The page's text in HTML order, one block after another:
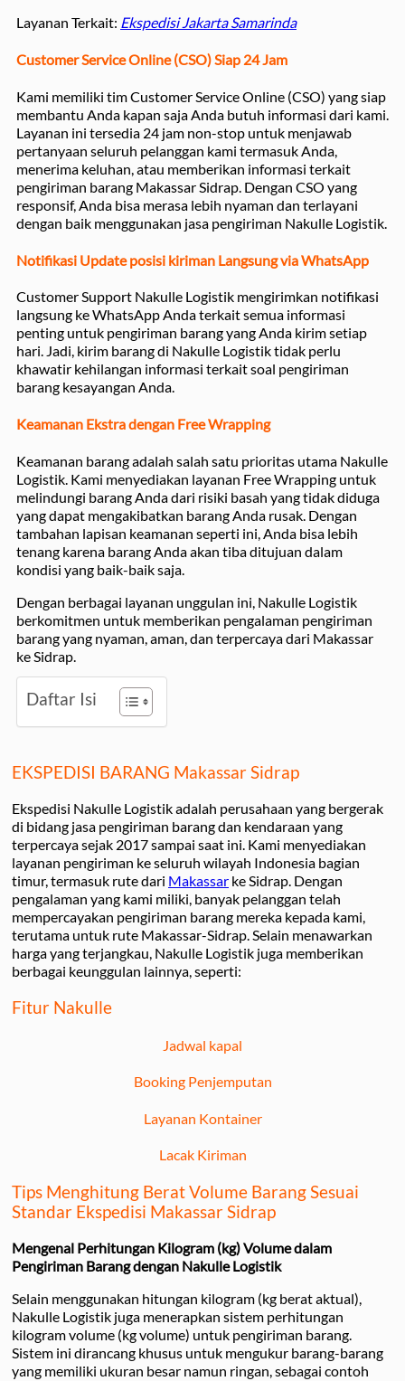
Layanan Terkait: Ekspedisi Jakarta Samarinda
Customer Service Online (CSO) Siap 24 Jam
Kami memiliki tim Customer Service Online (CSO) yang siap
membantu Anda kapan saja Anda butuh informasi dari kami.
Layanan ini tersedia 24 jam non-stop untuk menjawab
pertanyaan seluruh pelanggan kami termasuk Anda,
menerima keluhan, atau memberikan informasi terkait
pengiriman barang Makassar Sidrap. Dengan CSO yang
responsif, Anda bisa merasa lebih nyaman dan terlayani
dengan baik menggunakan jasa pengiriman Nakulle Logistik.
Notifikasi Update posisi kiriman Langsung via WhatsApp
Customer Support Nakulle Logistik mengirimkan notifikasi
langsung ke WhatsApp Anda terkait semua informasi
penting untuk pengiriman barang yang Anda kirim setiap
hari. Jadi, kirim barang di Nakulle Logistik tidak perlu
khawatir kehilangan informasi terkait soal pengiriman
barang kesayangan Anda.
Keamanan Ekstra dengan Free Wrapping
Keamanan barang adalah salah satu prioritas utama Nakulle
Logistik. Kami menyediakan layanan Free Wrapping untuk
melindungi barang Anda dari risiki basah yang tidak diduga
yang dapat mengakibatkan barang Anda rusak. Dengan
tambahan lapisan keamanan seperti ini, Anda bisa lebih
tenang karena barang Anda akan tiba ditujuan dalam
kondisi yang baik-baik saja.
Dengan berbagai layanan unggulan ini, Nakulle Logistik
berkomitmen untuk memberikan pengalaman pengiriman
barang yang nyaman, aman, dan terpercaya dari Makassar
ke Sidrap.
Daftar Isi
EKSPEDISI BARANG Makassar Sidrap
Ekspedisi Nakulle Logistik adalah perusahaan yang bergerak
di bidang jasa pengiriman barang dan kendaraan yang
terpercaya sejak 2017 sampai saat ini. Kami menyediakan
layanan pengiriman ke seluruh wilayah Indonesia bagian
timur, termasuk rute dari Makassar ke Sidrap. Dengan
pengalaman yang kami miliki, banyak pelanggan telah
mempercayakan pengiriman barang mereka kepada kami,
terutama untuk rute Makassar-Sidrap. Selain menawarkan
harga yang terjangkau, Nakulle Logistik juga memberikan
berbagai keunggulan lainnya, seperti:
Fitur Nakulle
Jadwal kapal
Booking Penjemputan
Layanan Kontainer
Lacak Kiriman
Tips Menghitung Berat Volume Barang Sesuai
Standar Ekspedisi Makassar Sidrap
Mengenal Perhitungan Kilogram (kg) Volume dalam
Pengiriman Barang dengan Nakulle Logistik
Selain menggunakan hitungan kilogram (kg berat aktual),
Nakulle Logistik juga menerapkan sistem perhitungan
kilogram volume (kg volume) untuk pengiriman barang.
Sistem ini dirancang khusus untuk mengukur barang-barang
yang memiliki ukuran besar namun ringan, sebagai contoh